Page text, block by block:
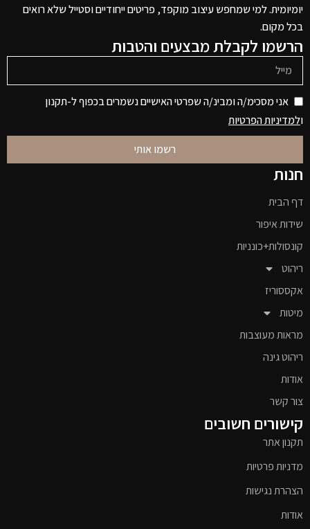
יומיומית. למי שמחפש עיצוב מוקפד, פריטים ייחודיים וסטייל שלא רואים
בכל מקום.
הרשמו לקבלת מבצעים והטבות
אני מסכימ/ה ומבינ/ה שפרטי האישיים נשמרים בכפוף ל-תקנון
ולמדיניות הפרטיות
רשמו אותי
חנות
דף הבית
שידות איפור
קונסולות+כונניות
ריהוט
אקססוריז
מיטות
מראות מעוצבות
ריהוט גינה
אודות
צור קשר
קישורים חשובים
תקנון אתר
מדניות פרטיות
הצהרת נגישות
אודות